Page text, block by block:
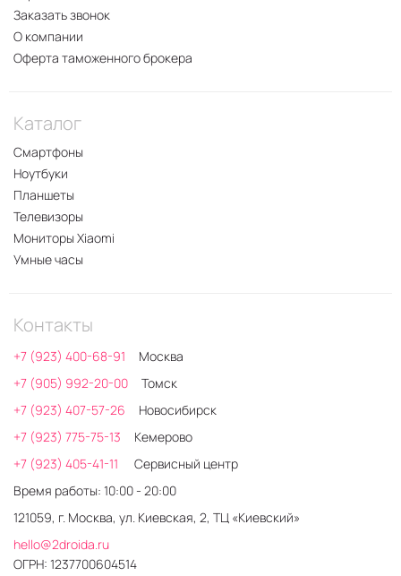
Заказать звонок
О компании
Оферта таможенного брокера
Каталог
Смартфоны
Ноутбуки
Планшеты
Телевизоры
Мониторы Xiaomi
Умные часы
Контакты
+7 (923) 400-68-91
Москва
+7 (905) 992-20-00
Томск
+7 (923) 407-57-26
Новосибирск
+7 (923) 775-75-13
Кемерово
+7 (923) 405-41-11
Сервисный центр
Время работы: 10:00 - 20:00
121059, г. Москва, ул. Киевская, 2, ТЦ «Киевский»
hello@2droida.ru
ОГРН: 1237700604514